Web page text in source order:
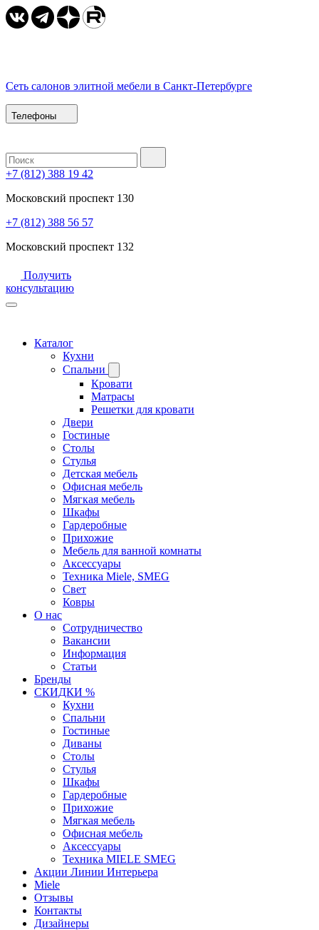
Сеть салонов элитной мебели в Санкт-Петербурге
Телефоны
+7 (812) 388 19 42
Московский проспект 130
+7 (812) 388 56 57
Московский проспект 132
Получить
консультацию
Каталог
Кухни
Спальни
Кровати
Матрасы
Решетки для кровати
Двери
Гостиные
Столы
Стулья
Детская мебель
Офисная мебель
Мягкая мебель
Шкафы
Гардеробные
Прихожие
Мебель для ванной комнаты
Аксессуары
Техника Miele, SMEG
Свет
Ковры
О нас
Сотрудничество
Вакансии
Информация
Статьи
Бренды
СКИДКИ %
Кухни
Спальни
Гостиные
Диваны
Столы
Стулья
Шкафы
Гардеробные
Прихожие
Мягкая мебель
Офисная мебель
Аксессуары
Техника MIELE SMEG
Акции Линии Интерьера
Miele
Отзывы
Контакты
Дизайнеры